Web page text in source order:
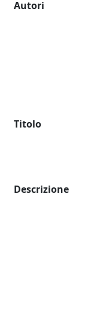
Autori
Titolo
Descrizione